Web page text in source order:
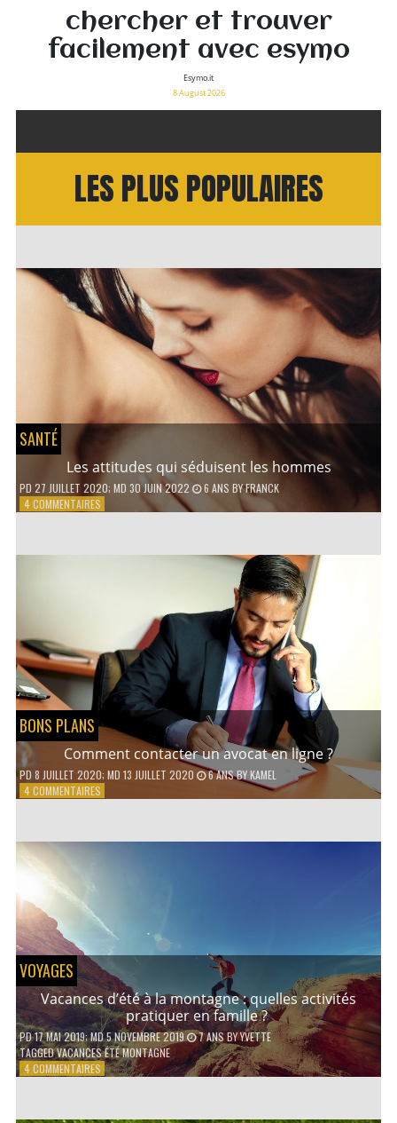
chercher et trouver
facilement avec esymo
Esymo.it
8 August 2026
LES PLUS POPULAIRES
SANTÉ
Les attitudes qui séduisent les hommes
PD 27 JUILLET 2020; MD 30 JUIN 2022 6 ANS BYFRANCK
4 COMMENTAIRESSUR
BONS PLANS
Comment contacter un avocat en ligne ?
PD 8 JUILLET 2020; MD 13 JUILLET 2020 6 ANSBYKAMEL
4 COMMENTAIRESSUR
VOYAGES
Vacances d’été à la montagne : quelles activités
pratiquer en famille ?
PD17 MAI 2019; MD 5 NOVEMBRE 2019 7 ANSBYYVETTE
TAGGEDVACANCES ÉTÉ MONTAGNE
4 COMMENTAIRESSUR